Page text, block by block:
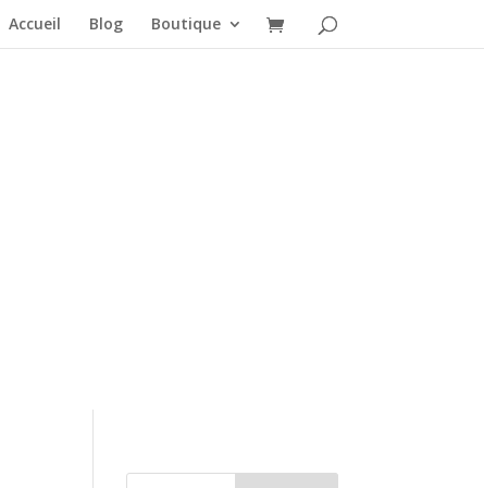
Accueil Blog Boutique